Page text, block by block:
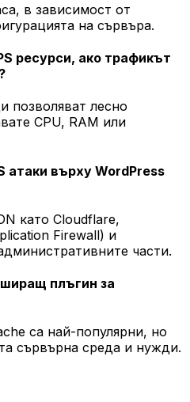
в зависимост от
на сървъра.
ресурси, ако трафикът
позволяват лесно
CPU, RAM или
атаки върху WordPress
като Cloudflare,
Firewall) и
части.
плъгин за
са най-популярни, но
сървърна среда и нужди.